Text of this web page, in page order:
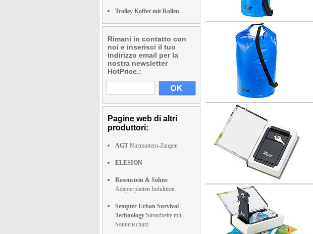
Trolley Koffer mit Rollen
Rimani in contatto con
noi e inserisci il tuo
indirizzo email per la
nostra newsletter
HotPrice.:
Pagine web di altri
produttori:
AGT Nietmuttern-Zangen
ELESION
Rosenstein & Söhne
Adapterplatten Induktion
Semptec Urban Survival
Technology Strandzelte mit
Sonnenschutz